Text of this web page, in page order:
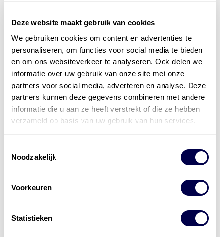
Deze website maakt gebruik van cookies
We gebruiken cookies om content en advertenties te
personaliseren, om functies voor social media te bieden
en om ons websiteverkeer te analyseren. Ook delen we
informatie over uw gebruik van onze site met onze
partners voor social media, adverteren en analyse. Deze
partners kunnen deze gegevens combineren met andere
informatie die u aan ze heeft verstrekt of die ze hebben
verzameld op basis van uw gebruik van hun services.
Noodzakelijk
Voorkeuren
Statistieken